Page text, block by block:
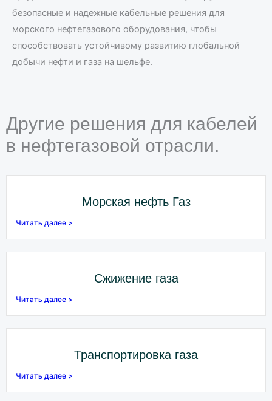
безопасные и надежные кабельные решения для
морского нефтегазового оборудования, чтобы
способствовать устойчивому развитию глобальной
добычи нефти и газа на шельфе.
Другие решения для кабелей
в нефтегазовой отрасли.
Морская нефть Газ
Читать далее >
Сжижение газа
Читать далее >
Транспортировка газа
Читать далее >